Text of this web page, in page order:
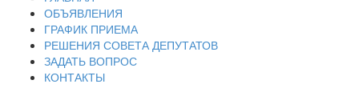
ОБЪЯВЛЕНИЯ
ГРАФИК ПРИЕМА
РЕШЕНИЯ СОВЕТА ДЕПУТАТОВ
ЗАДАТЬ ВОПРОС
КОНТАКТЫ